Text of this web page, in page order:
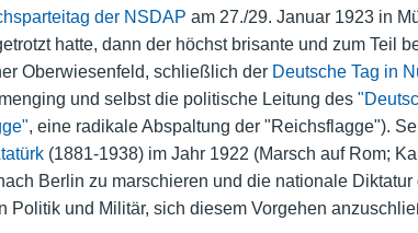
der NSDAP am 27./29. Januar 1923 in
hatte, dann der höchst brisante und zum Teil
Oberwiesenfeld, schließlich der Deutsche Tag in
und selbst die politische Leitung des
, eine radikale Abspaltung der "Reichsflagge").
(1881-1938) im Jahr 1922 (Marsch auf Rom;
Berlin zu marschieren und die nationale
Politik und Militär, sich diesem Vorgehen